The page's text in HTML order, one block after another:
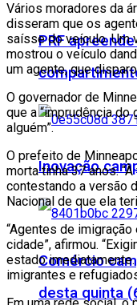
PRF
Inovação
Comércio
desta quinta
Vários moradores da
disseram que os
saísse do veículo. Um
mostrou o veículo
um agente, que
O governador de
que a “imprudência do
alguém”.
O prefeito de
morta tinha 37 anos.
contestando a versão
Nacional de que ela
“Agentes de
cidade”, afirmou.
estado
imigrantes e